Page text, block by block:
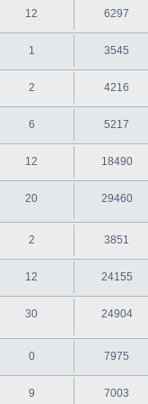
12 6297
1 3545
2 4216
6 5217
12 18490
20 29460
2 3851
12 24155
30 24904
0 7975
9 7003